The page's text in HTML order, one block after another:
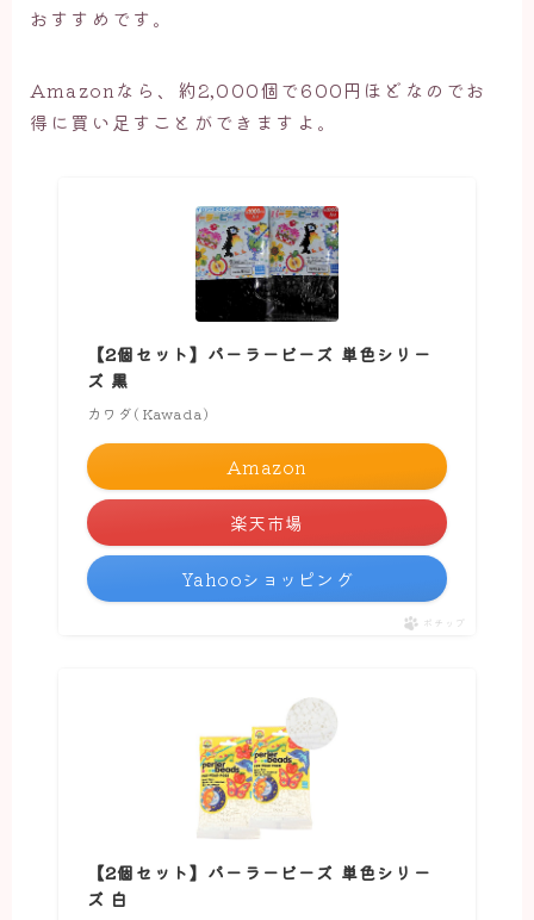
おすすめです。
Amazonなら、約2,000個で600円ほどなのでお
得に買い足すことができますよ。
【2個セット】パーラービーズ 単色シリー
ズ 黒
カワダ(Kawada)
Amazon
楽天市場
Yahooショッピング
ポチップ
【2個セット】パーラービーズ 単色シリー
ズ 白